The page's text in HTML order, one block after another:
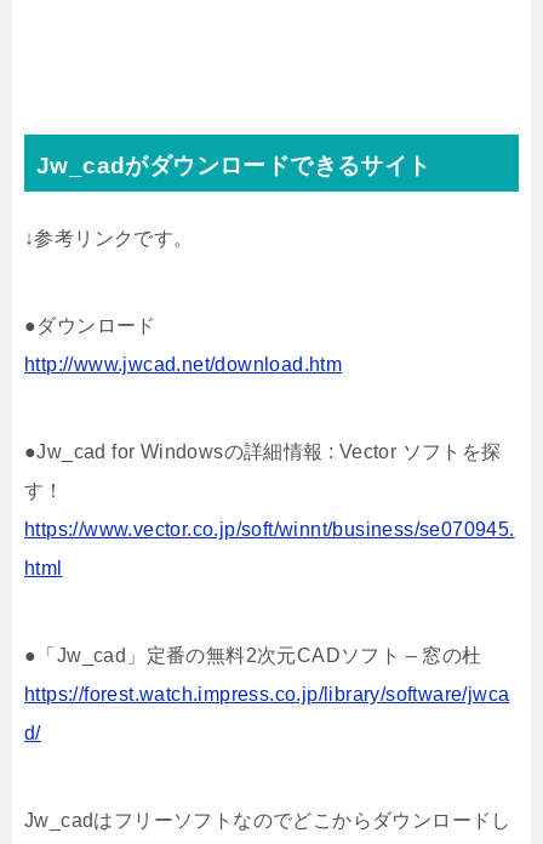
Jw_cadがダウンロードできるサイト
↓参考リンクです。
●ダウンロード
http://www.jwcad.net/download.htm
●Jw_cad for Windowsの詳細情報 : Vector ソフトを探
す！
https://www.vector.co.jp/soft/winnt/business/se070945.
html
●「Jw_cad」定番の無料2次元CADソフト – 窓の杜
https://forest.watch.impress.co.jp/library/software/jwca
d/
Jw_cadはフリーソフトなのでどこからダウンロードし